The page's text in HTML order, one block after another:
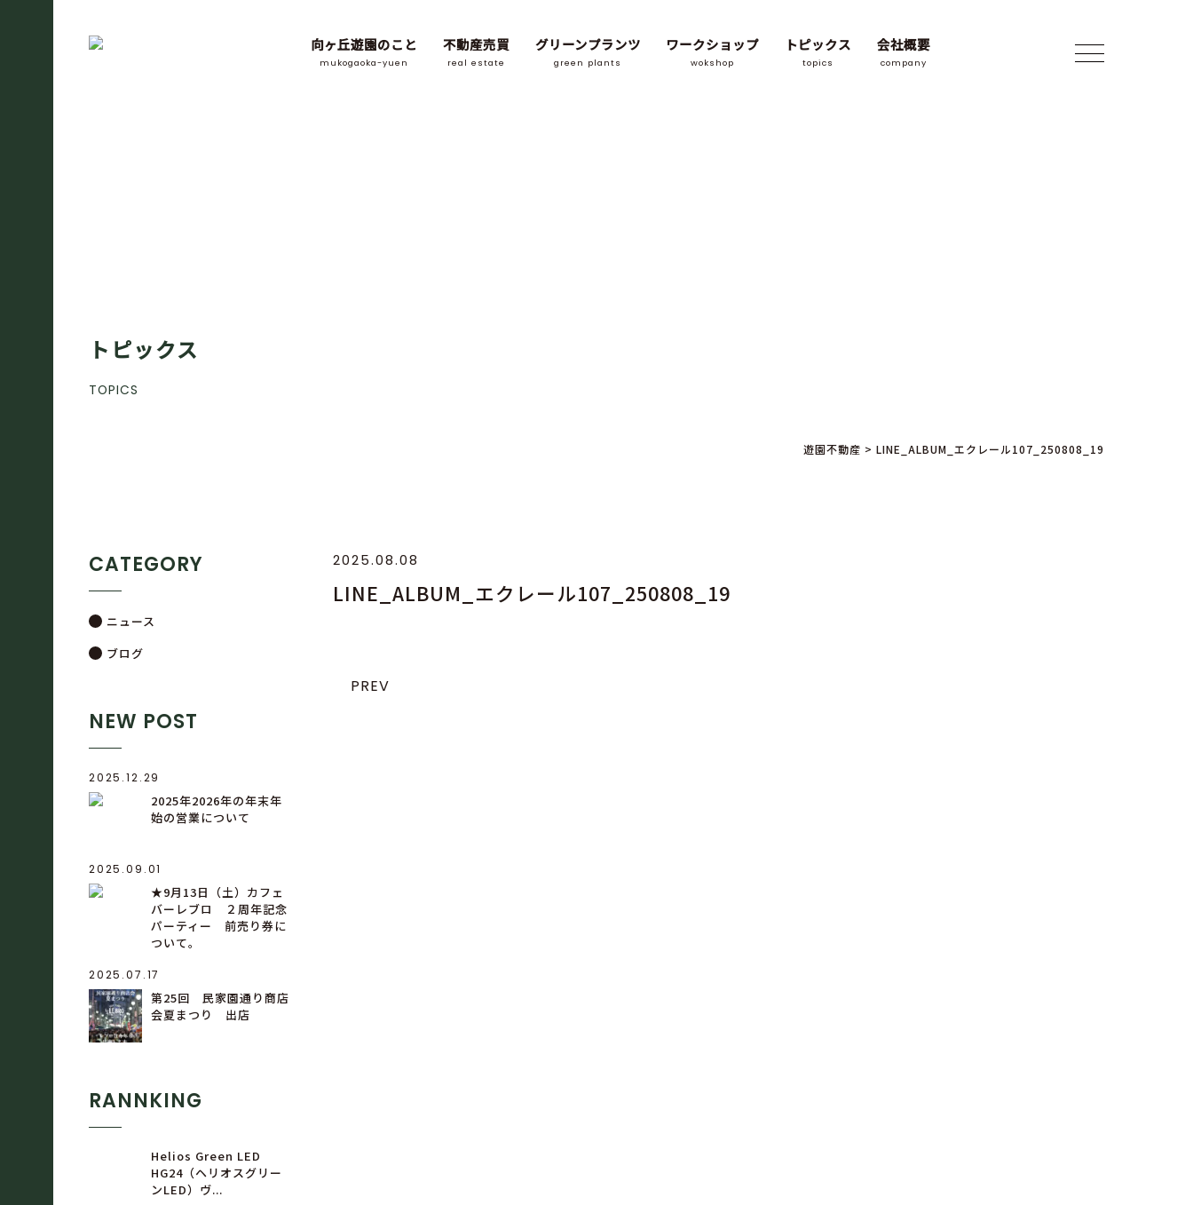
向ヶ丘遊園のこと
mukogaoka-yuen
不動産売買
real estate
グリーンプランツ
green plants
ワークショップ
wokshop
トピックス
topics
会社概要
company
トピックス
TOPICS
遊園不動産 > LINE_ALBUM_エクレール107_250808_19
2025.08.08
LINE_ALBUM_エクレール107_250808_19
PREV
CATEGORY
ニュース
ブログ
NEW POST
2025.12.29
2025年2026年の年末年
始の営業について
2025.09.01
★9月13日（土）カフェ
バーレブロ ２周年記念
パーティー 前売り券に
ついて。
2025.07.17
第25回 民家園通り商店
会夏まつり 出店
RANNKING
Helios Green LED
HG24（ヘリオスグリー
ンLED）ヴ...